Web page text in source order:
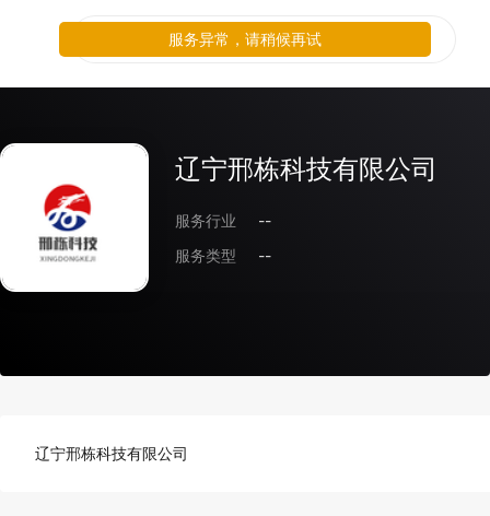
辽宁邢栋科技有限公司
服务行业
--
服务类型
--
辽宁邢栋科技有限公司
服务异常，请稍候再试